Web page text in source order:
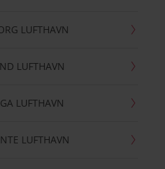
LUFTHAVN
LUFTHAVN
LUFTHAVN
LUFTHAVN